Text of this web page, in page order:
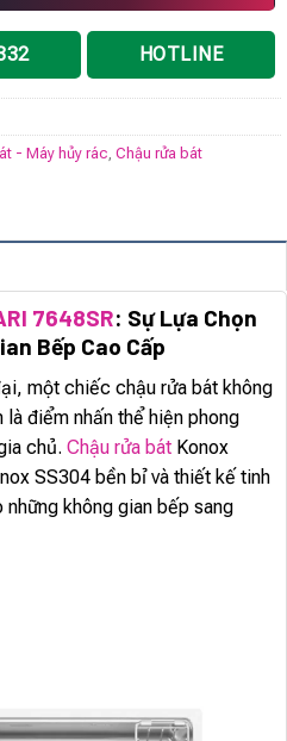
HOTLINE
- Máy hủy rác Chậu rửa bát
7648SR: Sự Lựa Chọn
Bếp Cao Cấp
một chiếc chậu rửa bát không
điểm nhấn thể hiện phong
chủ. Chậu rửa bát Konox
SS304 bền bỉ và thiết kế tinh
không gian bếp sang